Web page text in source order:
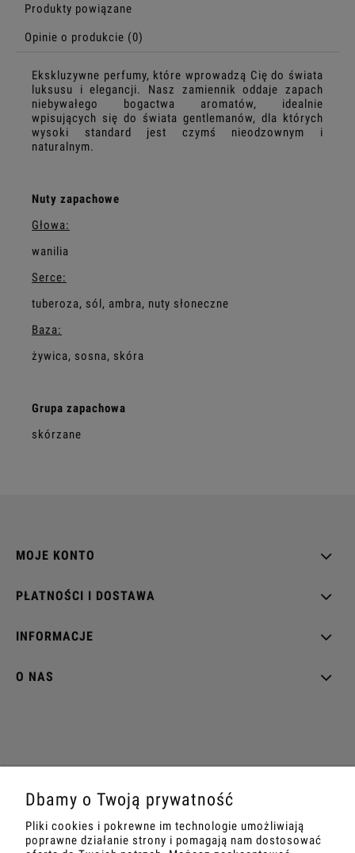
Produkty powiązane
Opinie o produkcie (0)
Ekskluzywne perfumy, które wprowadzą Cię do świata
luksusu i elegancji. Nasz zamiennik oddaje zapach
niebywałego bogactwa aromatów, idealnie
wpisujących się do świata gentlemanów, dla których
wysoki standard jest czymś nieodzownym i
naturalnym.
Nuty zapachowe
Głowa:
wanilia
Serce:
tuberoza, sól, ambra, nuty słoneczne
Baza:
żywica, sosna, skóra
Grupa zapachowa
skórzane
MOJE KONTO
PŁATNOŚCI I DOSTAWA
INFORMACJE
O NAS
PKB KOSMETYKI SP. Z O.O. | ul. Gęsia 2, 32-300 Olkusz | NIP:
Dbamy o Twoją prywatność
Pliki cookies i pokrewne im technologie umożliwiają
poprawne działanie strony i pomagają nam dostosować